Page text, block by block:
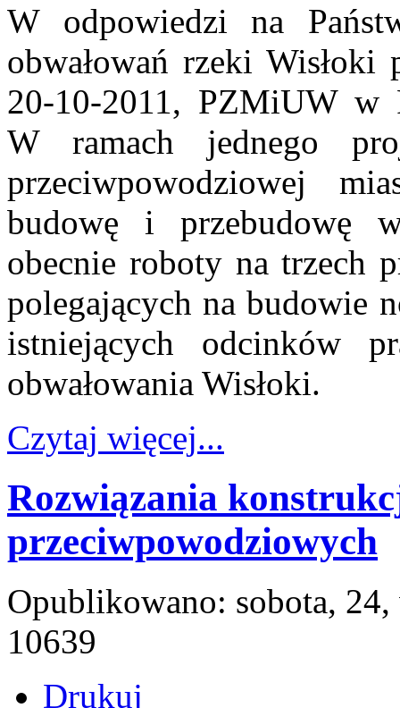
W odpowiedzi na
obwałowań rzeki Wisłoki
20-10-2011, PZMiUW w
W ramach jednego
przeciwpowodziowej
budowę i przebudowę
obecnie roboty na trzech
polegających na budowie
istniejących odcinków
obwałowania Wisłoki.
Czytaj więcej...
Rozwiązania
przeciwpowodziowych
Opublikowano: sobota,
10639
Drukuj